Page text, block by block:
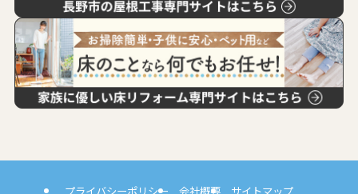
プライバシーポリシー 会社概要 サイトマップ